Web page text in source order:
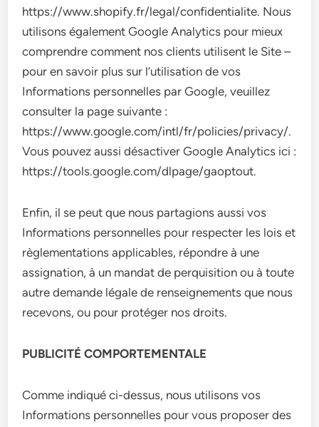
https://www.shopify.fr/legal/confidentialite. Nous
utilisons également Google Analytics pour mieux
comprendre comment nos clients utilisent le Site –
pour en savoir plus sur l’utilisation de vos
Informations personnelles par Google, veuillez
consulter la page suivante :
https://www.google.com/intl/fr/policies/privacy/.
Vous pouvez aussi désactiver Google Analytics ici :
https://tools.google.com/dlpage/gaoptout.
Enfin, il se peut que nous partagions aussi vos
Informations personnelles pour respecter les lois et
règlementations applicables, répondre à une
assignation, à un mandat de perquisition ou à toute
autre demande légale de renseignements que nous
recevons, ou pour protéger nos droits.
PUBLICITÉ COMPORTEMENTALE
Comme indiqué ci-dessus, nous utilisons vos
Informations personnelles pour vous proposer des